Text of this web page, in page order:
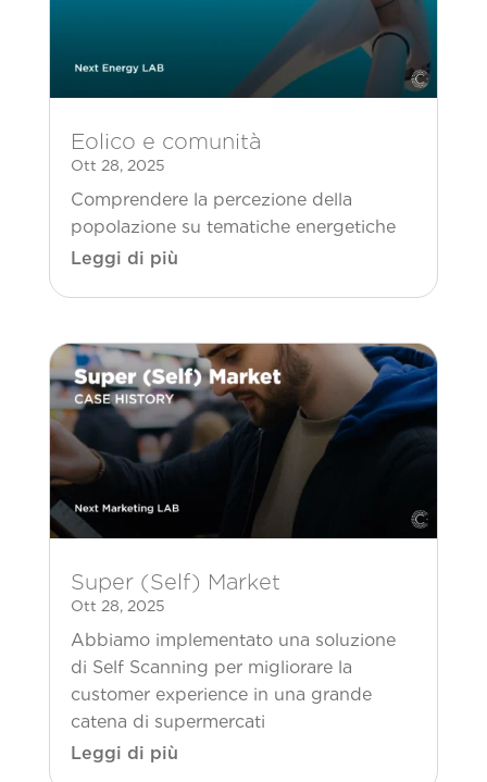
Eolico e comunità
Ott 28, 2025
Comprendere la percezione della
popolazione su tematiche energetiche
Leggi di più
Super (Self) Market
Ott 28, 2025
Abbiamo implementato una soluzione
di Self Scanning per migliorare la
customer experience in una grande
catena di supermercati
Leggi di più